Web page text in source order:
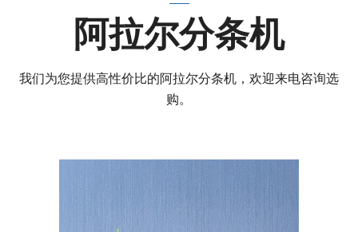
阿拉尔分条机
我们为您提供高性价比的阿拉尔分条机，欢迎来电咨询选
购。